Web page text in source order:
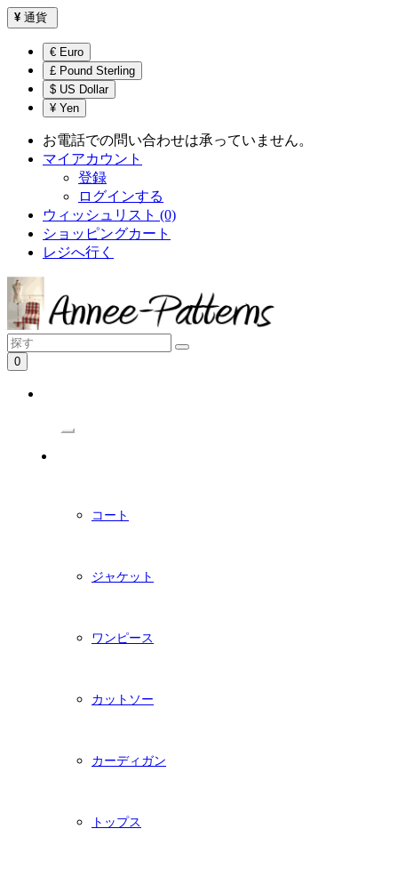
¥ 通貨
€ Euro
£ Pound Sterling
$ US Dollar
¥ Yen
お電話での問い合わせは承っていません。
マイアカウント
登録
ログインする
ウィッシュリスト (0)
ショッピングカート
レジへ行く
0
コート
ジャケット
ワンピース
カットソー
カーディガン
トップス